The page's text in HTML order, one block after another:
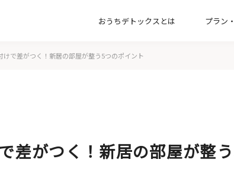
おうちデトックスとは プラン
けで差がつく！新居の部屋が整う5つのポイント
差がつく！新居の部屋が整